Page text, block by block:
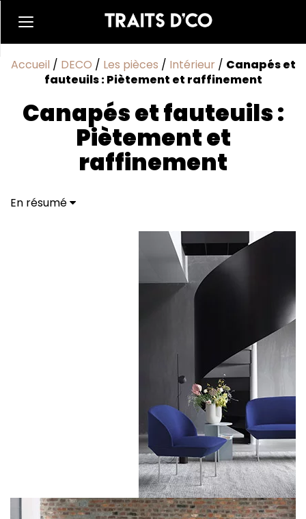
Accueil / DECO / Les pièces / Intérieur / Canapés et
fauteuils : Piètement et raffinement
Canapés et fauteuils :
Piètement et
raffinement
En résumé